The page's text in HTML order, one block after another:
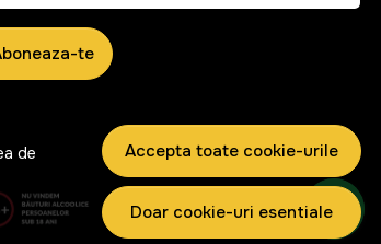
de
Accepta toate cookie-urile
Doar cookie-uri esentiale
te